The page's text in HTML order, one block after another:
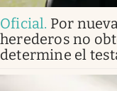
Oficial. Por
herederos no
determine el